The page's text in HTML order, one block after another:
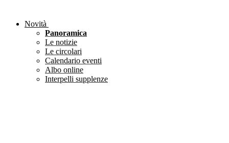
Novità
Panoramica
Le notizie
Le circolari
Calendario eventi
Albo online
Interpelli supplenze